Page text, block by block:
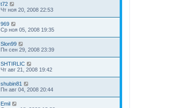
t72
Чт ноя 20, 2008 22:53
969
Ср ноя 05, 2008 19:35
Slon99
Пн сен 29, 2008 23:39
SHTIRLIC
Чт авг 21, 2008 19:42
shubin81
Пн авг 04, 2008 20:44
Emil